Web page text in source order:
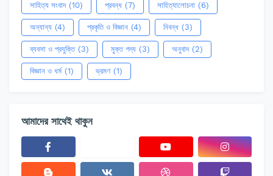
সাহিত্য সংবাদ (10) প্রবন্ধ (7) সাহিত্যালোচনা (6)
অন্যান্য (4) প্রকৃতি ও বিজ্ঞান (4) নিবন্ধ (3)
ব্যবসা ও প্রযুক্তি (3) মুক্ত গদ্য (3) অনুবাদ (2)
বিজ্ঞান ও ধর্ম (1) ভ্রমণ (1)
আমাদের সাথেই থাকুন